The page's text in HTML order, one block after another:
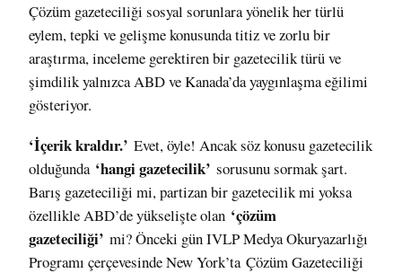
Çözüm gazeteciliği sosyal sorunlara yönelik her türlü
eylem, tepki ve gelişme konusunda titiz ve zorlu bir
araştırma, inceleme gerektiren bir gazetecilik türü ve
şimdilik yalnızca ABD ve Kanada’da yaygınlaşma eğilimi
gösteriyor.
‘İçerik kraldır.’ Evet, öyle! Ancak söz konusu gazetecilik
olduğunda ‘hangi gazetecilik’ sorusunu sormak şart.
Barış gazeteciliği mi, partizan bir gazetecilik mi yoksa
özellikle ABD’de yükselişte olan ‘çözüm
gazeteciliği’ mi? Önceki gün IVLP Medya Okuryazarlığı
Programı çerçevesinde New York’ta Çözüm Gazeteciliği